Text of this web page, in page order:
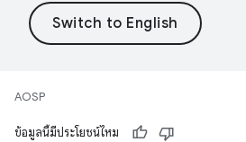
AOSP
ข้อมูลนี้มีประโยชน์ไหม